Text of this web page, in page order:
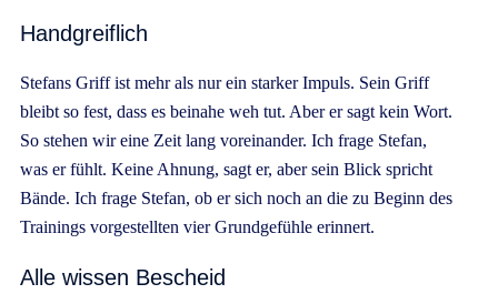
Handgreiflich
Stefans Griff ist mehr als nur ein starker Impuls. Sein Griff
bleibt so fest, dass es beinahe weh tut. Aber er sagt kein Wort.
So stehen wir eine Zeit lang voreinander. Ich frage Stefan,
was er fühlt. Keine Ahnung, sagt er, aber sein Blick spricht
Bände. Ich frage Stefan, ob er sich noch an die zu Beginn des
Trainings vorgestellten vier Grundgefühle erinnert.
Alle wissen Bescheid